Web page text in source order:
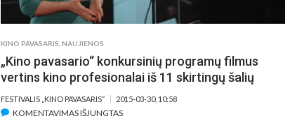
KINO PAVASARIS ,NAUJIENOS
„Kino pavasario“ konkursinių programų filmus
vertins kino profesionalai iš 11 skirtingų šalių
FESTIVALIS „KINO PAVASARIS“ 2015-03-30, 10:58
KOMENTAVIMAS IŠJUNGTASĮRAŠE